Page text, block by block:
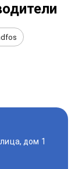
дом 1